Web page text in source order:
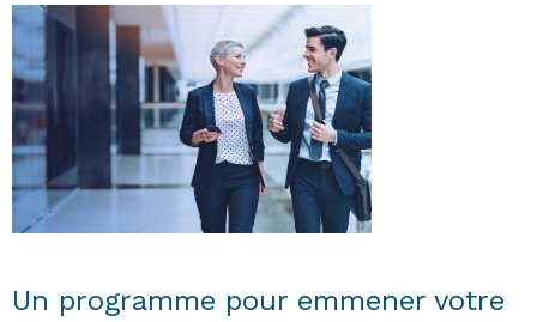
Un programme pour emmener votre